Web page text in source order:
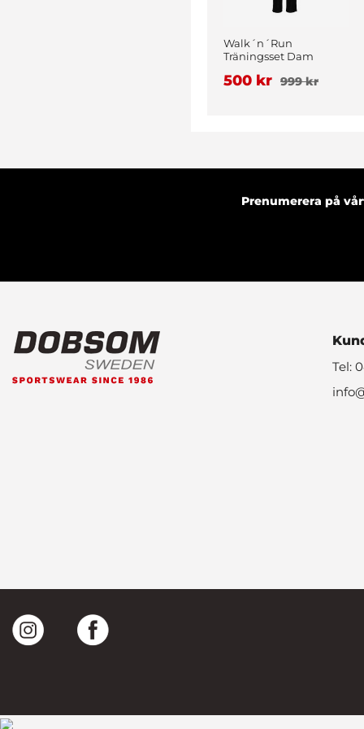
Walk´n´Run
Träningsset Dam
500 kr 999 kr
Prenumerera på
Tel: